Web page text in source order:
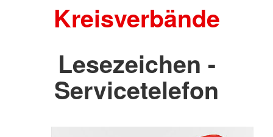
Kreisverbände
Lesezeichen -
Servicetelefon